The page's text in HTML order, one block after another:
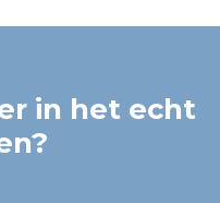
in het echt